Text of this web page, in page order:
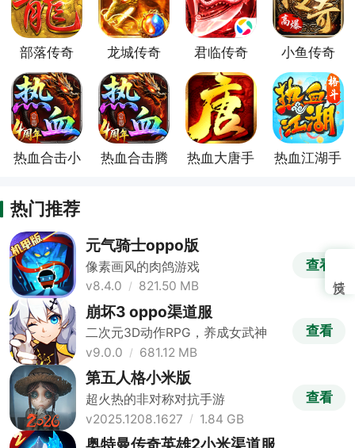
部落传奇 龙城传奇 君临传奇 小鱼传奇
热血合击小
热血合击腾
热血大唐手
热血江湖手
热门推荐
元气骑士oppo版
像素画风的肉鸽游戏
v8.4.0
821.50 MB
查看
崩坏3 oppo渠道服
二次元3D动作RPG，养成女武神
v9.0.0
681.12 MB
查看
第五人格小米版
超火热的非对称对抗手游
v2025.1208.1627
1.84 GB
查看
奥特曼传奇英雄2小米渠道服